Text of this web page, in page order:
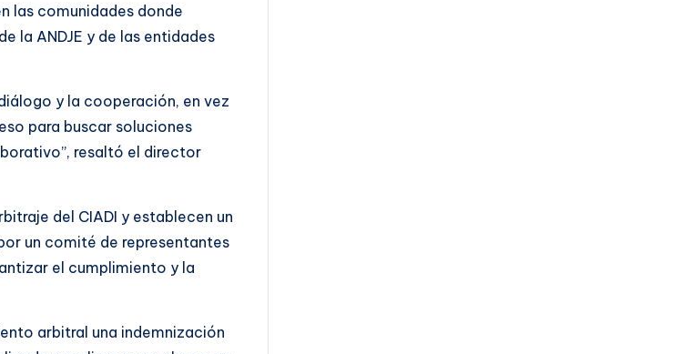
las comunidades donde
la ANDJE y de las entidades
y la cooperación, en vez
para buscar soluciones
resaltó el director
del CIADI y establecen un
un comité de representantes
el cumplimiento y la
arbitral una indemnización